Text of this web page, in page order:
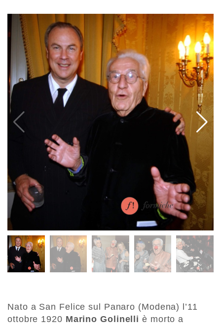
Nato a San Felice sul Panaro (Modena) l’11
ottobre 1920 Marino Golinelli è morto a